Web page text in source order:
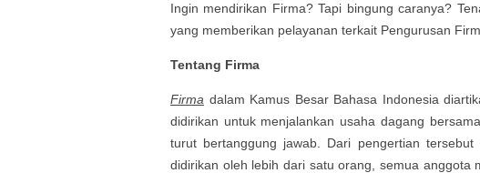
Ingin mendirikan Firma? Tapi bingung caranya?
yang memberikan pelayanan terkait Pengurusan
Tentang Firma
Firma dalam Kamus Besar Bahasa Indonesia
didirikan untuk menjalankan usaha dagang
turut bertanggung jawab. Dari pengertian
didirikan oleh lebih dari satu orang, semua anggota